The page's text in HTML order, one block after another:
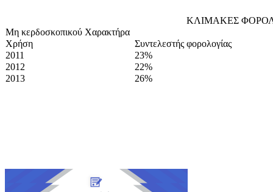
ΚΛΙΜΑΚΕΣ
Μη κερδοσκοπικού Χαρακτήρα
Χρήση
Συντελεστής φορολογίας
2011
23%
2012
22%
2013
26%